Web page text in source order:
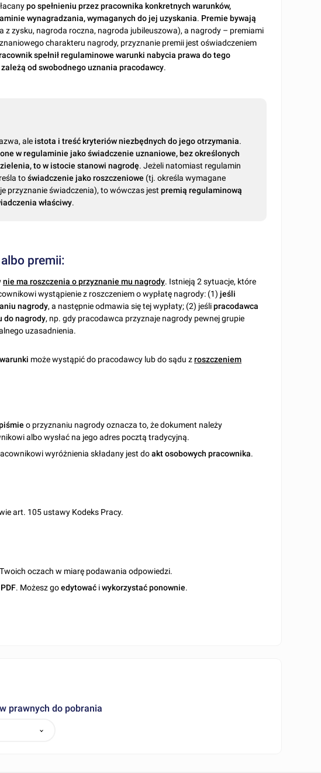
po spełnieniu przez pracownika konkretnych warunków,
wynagradzania, wymaganych do jej uzyskania. Premie bywają
z zysku, nagroda roczna, nagroda jubileuszowa), a nagrody – premiami
charakteru nagrody, przyznanie premii jest oświadczeniem
spełnił regulaminowe warunki nabycia prawa do tego
od swobodnego uznania pracodawcy.
ale istota i treść kryteriów niezbędnych do jego otrzymania.
w regulaminie jako świadczenie uznaniowe, bez określonych
to w istocie stanowi nagrodę. Jeżeli natomiast regulamin
toświadczenie jako roszczeniowe (tj. określa wymagane
przyznanie świadczenia), to wówczas jestpremią regulaminową
właściwy.
premii:
nie ma roszczenia o przyznanie mu nagrody. Istnieją 2 sytuacje, które
wystąpienie z roszczeniem o wypłatę nagrody: (1)jeśli
nagrody, a następnie odmawia się tej wypłaty; (2) jeślipracodawca
do nagrody, np. gdy pracodawca przyznaje nagrody pewnej grupie
uzasadnienia.
może wystąpić do pracodawcy lub do sądu zroszczeniem
o przyznaniu nagrody oznacza to, że dokument należy
albo wysłać na jego adres pocztą tradycyjną.
wyróżnienia składany jest doakt osobowych pracownika.
art. 105 ustawy Kodeks Pracy.
oczach w miarę podawania odpowiedzi.
. Możesz goedytować iwykorzystać ponownie.
prawnych do pobrania